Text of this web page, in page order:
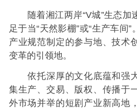
随着湘江两岸“V城”生态加
足于当“天然影棚”或“生产车间
产业规范制定的参与地、技术
变革的引领地。
依托深厚的文化底蕴和强
集生产、交易、版权、传播于
外市场并举的短剧产业新高地